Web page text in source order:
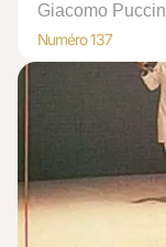
Giacomo
Numéro 137